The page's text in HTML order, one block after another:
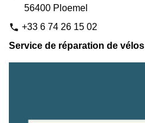
56400 Ploemel
phone +33 6 74 26 15 02
Service de réparation de vélos